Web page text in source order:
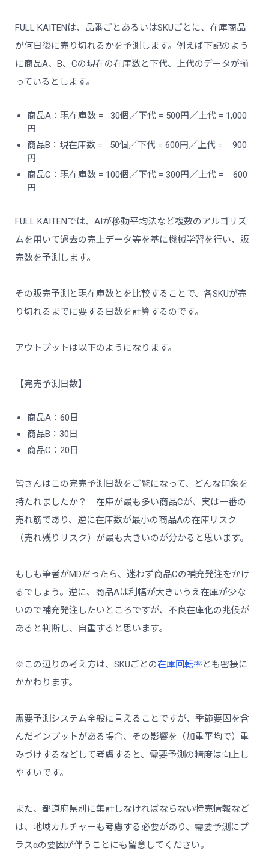
FULL KAITENは、品番ごとあるいはSKUごとに、在庫商品
が何日後に売り切れるかを予測します。例えば下記のよう
に商品A、B、Cの現在の在庫数と下代、上代のデータが揃
っているとします。
商品A：現在庫数 = 30個／下代 = 500円／上代 = 1,000
円
商品B：現在庫数 = 50個／下代 = 600円／上代 = 900
円
商品C：現在庫数 = 100個／下代 = 300円／上代 = 600
円
FULL KAITENでは、AIが移動平均法など複数のアルゴリズ
ムを用いて過去の売上データ等を基に機械学習を行い、販
売数を予測します。
その販売予測と現在庫数とを比較することで、各SKUが売
り切れるまでに要する日数を計算するのです。
アウトプットは以下のようになります。
【完売予測日数】
商品A：60日
商品B：30日
商品C：20日
皆さんはこの完売予測日数をご覧になって、どんな印象を
持たれましたか？ 在庫が最も多い商品Cが、実は一番の
売れ筋であり、逆に在庫数が最小の商品Aの在庫リスク
（売れ残りリスク）が最も大きいのが分かると思います。
もしも筆者がMDだったら、迷わず商品Cの補充発注をかけ
るでしょう。逆に、商品Aは利幅が大きいうえ在庫が少な
いので補充発注したいところですが、不良在庫化の兆候が
あると判断し、自重すると思います。
※この辺りの考え方は、SKUごとの在庫回転率とも密接に
かかわります。
需要予測システム全般に言えることですが、季節要因を含
んだインプットがある場合、その影響を（加重平均で）重
みづけするなどして考慮すると、需要予測の精度は向上し
やすいです。
また、都道府県別に集計しなければならない特売情報など
は、地域カルチャーも考慮する必要があり、需要予測にプ
ラスαの要因が伴うことにも留意してください。